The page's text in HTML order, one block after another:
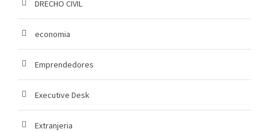
DRECHO CIVIL
economia
Emprendedores
Executive Desk
Extranjeria